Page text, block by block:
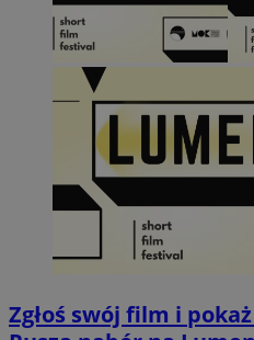
Zgłoś swój film i